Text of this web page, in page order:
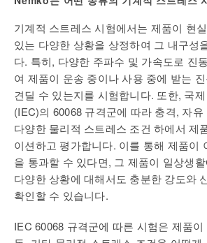
기계적 스트레스 시험에서는 제품이 현
있는 다양한 상황을 상정하여 그 내구성
다. 특히, 다양한 주파수 및 가속도로 진
여 제품이 운송 중이나 사용 중에 받는
견딜 수 있는지를 시험합니다. 또한, 국
(IEC)의 60068 규격군에 따라 충격, 자
다양한 물리적 스트레스 조건 하에서 제
이션하고 평가합니다. 이를 통해 제품이
을 통과할 수 있다면, 그 제품이 일상생
다양한 상황에 대해서도 충분한 강도와
확인할 수 있습니다.
IEC 60068 규격군에 따른 시험은 제품